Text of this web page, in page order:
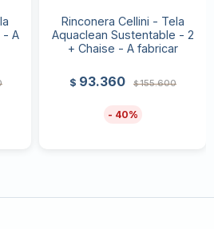
- A
Rinconera Cellini - Tela
Aquaclean Sustentable - 2
+ Chaise - A fabricar
$ 93.360 $155.600
40